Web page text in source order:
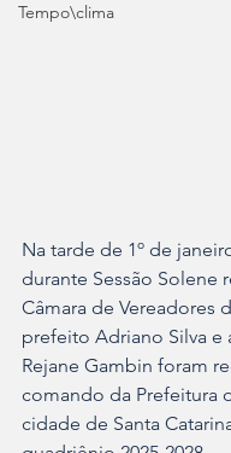
Tempo\clima
Na tarde de 1º de
durante Sessão Solene
Câmara de Vereadores
prefeito Adriano Silva e
Rejane Gambin foram
comando da Prefeitura
cidade de Santa